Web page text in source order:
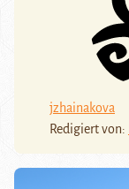
jzhainakova
Redigiert von: